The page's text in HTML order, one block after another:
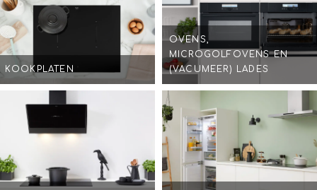
KOOKPLATEN
OVENS,
MICROGOLFOVENS EN
(VACUMEER) LADES